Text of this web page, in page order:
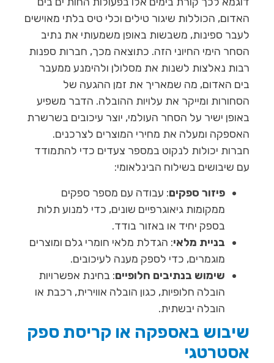
האדום, הכוללות שיגור טילים וכלי טיס בלתי מאוישים
לעבר ספינות, משבשות באופן משמעותי את נתיב
הסחר הימי החיוני הזה. כתוצאה מכך, חברות ספנות
רבות נאלצות לשנות את מסלולן ולהימנע ממעבר
בים האדום, מה שמאריך את זמן ההגעה של
הסחורות ומייקר את עלויות ההובלה. הדבר משפיע
באופן ישיר על הסחר העולמי, יוצר עיכובים בשרשרת
האספקה ומעלה את מחירי המוצרים לצרכנים.
חברות יכולות לנקוט במספר צעדים כדי להתמודד
עם שיבושים בשילוח הבינלאומי:
פיזור ספקים: עבודה עם מספר ספקים
ממקומות גיאוגרפיים שונים, כדי למנוע תלות
בספק יחיד או באזור בודד.
בניית מלאי: הגדלת מלאי חומרי גלם ומוצרים
מוגמרים, כדי לספק מענה לעיכובים.
שימוש בנתיבים חלופיים: בחינת אפשרויות
הובלה חלופיות, כגון הובלה אווירית, רכבת או
הובלה יבשתית.
שיבוש באספקה או קריסת ספק
אסטרטגי